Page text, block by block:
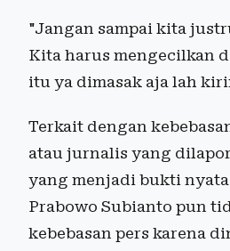
"Jangan sampai kita
Kita harus mengecilkan
itu ya dimasak aja lah
Terkait dengan
atau jurnalis yang
yang menjadi bukti
Prabowo Subianto pun
kebebasan pers karena